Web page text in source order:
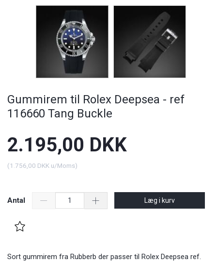
Gummirem til Rolex Deepsea - ref
116660 Tang Buckle
2.195,00 DKK
(1.756,00 DKK u/Moms)
Antal Læg i kurv
Sort gummirem fra Rubberb der passer til Rolex Deepsea ref.